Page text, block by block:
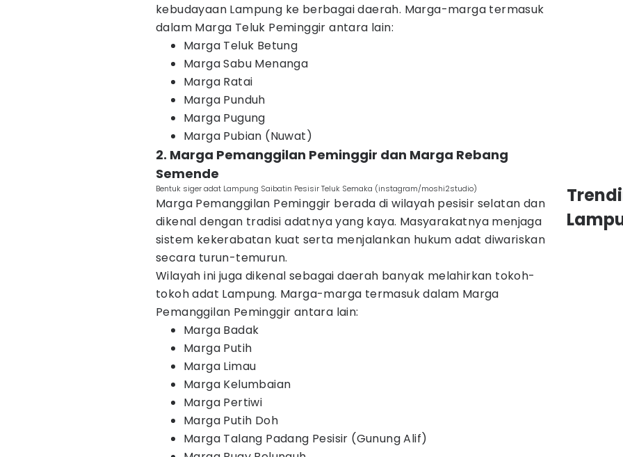
kebudayaan Lampung ke berbagai daerah. Marga-marga termasuk
dalam Marga Teluk Peminggir antara lain:
Marga Teluk Betung
Marga Sabu Menanga
Marga Ratai
Marga Punduh
Marga Pugung
Marga Pubian (Nuwat)
2. Marga Pemanggilan Peminggir dan Marga Rebang
Semende
Bentuk siger adat Lampung Saibatin Pesisir Teluk Semaka (instagram/moshi2studio)
Marga Pemanggilan Peminggir berada di wilayah pesisir selatan dan
dikenal dengan tradisi adatnya yang kaya. Masyarakatnya menjaga
sistem kekerabatan kuat serta menjalankan hukum adat diwariskan
secara turun-temurun.
Wilayah ini juga dikenal sebagai daerah banyak melahirkan tokoh-
tokoh adat Lampung. Marga-marga termasuk dalam Marga
Pemanggilan Peminggir antara lain:
Marga Badak
Marga Putih
Marga Limau
Marga Kelumbaian
Marga Pertiwi
Marga Putih Doh
Marga Talang Padang Pesisir (Gunung Alif)